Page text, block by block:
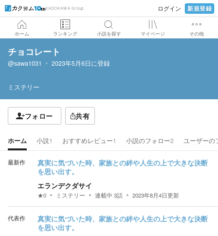
KADOKAWA Group ログイン 新規登録
ホーム ランキング 小説を探す マイページ その他
チョコレート
@sawa1031 2023年5月6日に登録
ミステリー
フォロー 共有
ホーム 小説1 おすすめレビュー1 小説のフォロー2 ユーザーの
最新作
真実に気づいた時、家族との絆や人生の上で大きな決断
を思い出す。
エランデクダサイ
★0 ミステリー 連載中 3話 2023年8月4日更新
代表作
真実に気づいた時、家族との絆や人生の上で大きな決断
を思い出す。